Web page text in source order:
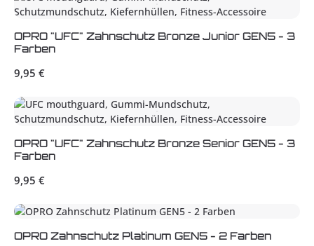
OPRO "UFC" Zahnschutz Bronze Junior GEN5 - 3
Farben
Regulärer Preis:
9,95 €
OPRO "UFC" Zahnschutz Bronze Senior GEN5 - 3
Farben
Regulärer Preis:
9,95 €
OPRO Zahnschutz Platinum GEN5 - 2 Farben